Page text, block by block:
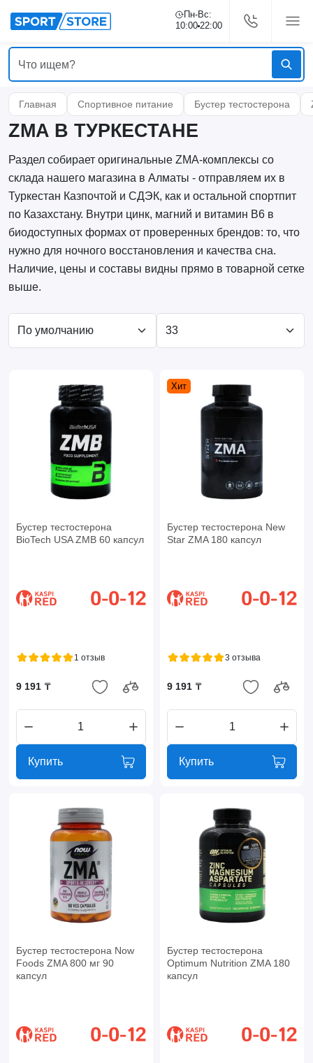
Пн-Вс:
10:00 22:00
Главная Спортивное питание Бустер тестостерона
ZMA В ТУРКЕСТАНЕ
Раздел собирает оригинальные ZMA-комплексы со
склада нашего магазина в Алматы - отправляем их в
Туркестан Казпочтой и СДЭК, как и остальной спортпит
по Казахстану. Внутри цинк, магний и витамин B6 в
биодоступных формах от проверенных брендов: то, что
нужно для ночного восстановления и качества сна.
Наличие, цены и составы видны прямо в товарной сетке
выше.
Бустер тестостерона
BioTech USA ZMB 60 капсул
1 отзыв
9 191 ₸
Купить
Хит
Бустер тестостерона New
Star ZMA 180 капсул
3 отзыва
9 191 ₸
Купить
Бустер тестостерона Now
Foods ZMA 800 мг 90
капсул
Бустер тестостерона
Optimum Nutrition ZMA 180
капсул